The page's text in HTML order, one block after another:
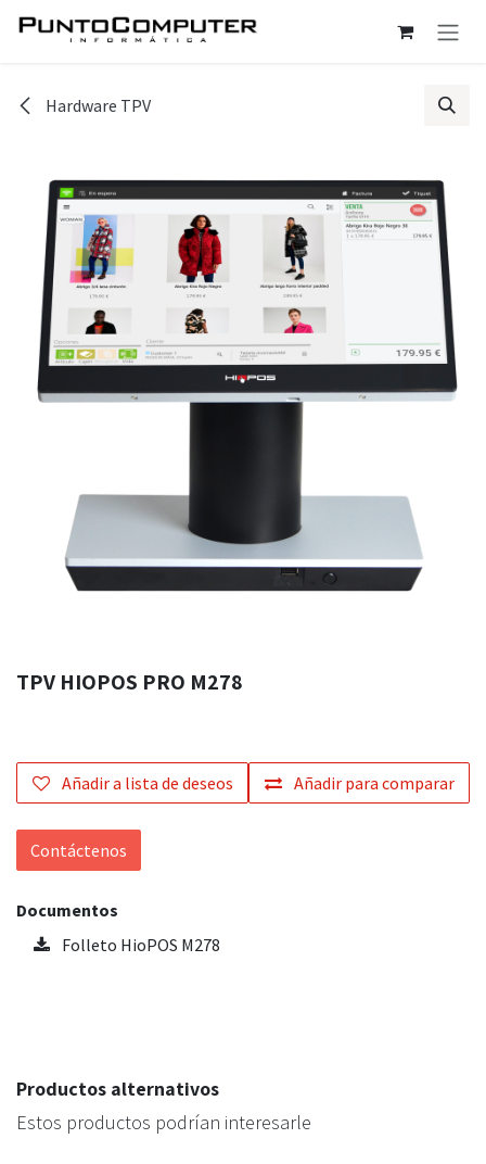
Ir al contenido
Hardware TPV
TPV HIOPOS PRO M278
Añadir para comparar
Añadir a lista de deseos
Contáctenos
Documentos
Folleto HioPOS M278
Productos alternativos
Estos productos podrían interesarle